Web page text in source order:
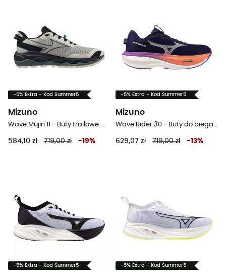
-5% Extra - Kod Summer5
Mizuno
Wave Mujin 11 - Buty trailowe meskie
584,10 zł 719,00 zł -19%
-5% Extra - Kod Summer5
Mizuno
Wave Rider 30 - Buty do biegania damskie
629,07 zł 719,00 zł -13%
-5% Extra - Kod Summer5 -5% Extra - Kod Summer5